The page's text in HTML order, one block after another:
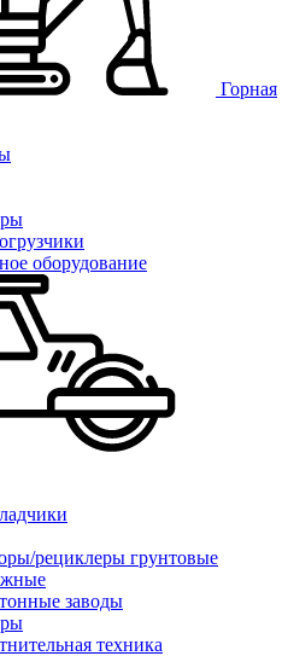
Горная
оборудование
рециклеры грунтовые
заводы
техника